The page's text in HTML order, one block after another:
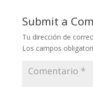
Submit a
Tu dirección de
Los campos